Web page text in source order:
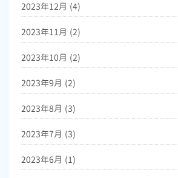
2023年12月 (4)
2023年11月 (2)
2023年10月 (2)
2023年9月 (2)
2023年8月 (3)
2023年7月 (3)
2023年6月 (1)